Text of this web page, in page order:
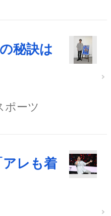
秘訣は
ポーツ
レも着